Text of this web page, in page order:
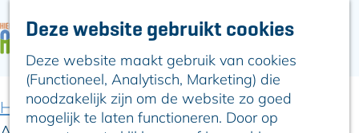
Deze website gebruikt cookies
Deze website maakt gebruik van cookies
(Functioneel, Analytisch, Marketing) die
noodzakelijk zijn om de website zo goed
mogelijk te laten functioneren. Door op
n
a
ARTIKELEN
Hier is Boskoop
Lekker Lokaal
Ontdek het
Erfgoed
Home Uit-agenda
Uit-agenda overzicht